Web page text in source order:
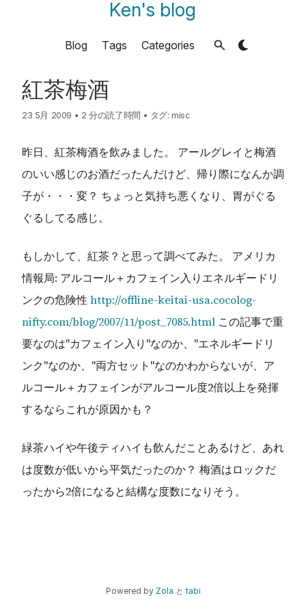
Ken's blog
Blog Tags Categories
紅茶梅酒
23 5月 2009 • 2 分の読了時間 • タグ:misc
昨日、紅茶梅酒を飲みました。 アールグレイと梅酒
のいい感じのお酒だったんだけど、帰り際になんか調
子が・・・変？ ちょっと気持ち悪くなり、胃がぐる
ぐるしてる感じ。
もしかして、紅茶？と思って調べてみた。 アメリカ
情報局: アルコール＋カフェイン入りエネルギードリ
ンクの危険性 http://offline-keitai-usa.cocolog-
nifty.com/blog/2007/11/post_7085.html この記事で重
要なのは"カフェイン入り"なのか、"エネルギードリ
ンク"なのか、"両方セット"なのかわからないが、ア
ルコール＋カフェインがアルコール度2倍以上を発揮
するならこれが原因かも？
緑茶ハイや午後ティハイも飲んだことあるけど、あれ
は度数が低いから平気だったのか？ 梅酒はロックだ
ったから2倍になると結構な度数になりそう。
Powered by Zola と tabi